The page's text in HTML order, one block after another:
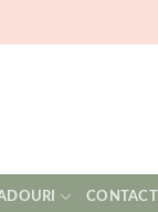
CONTACT